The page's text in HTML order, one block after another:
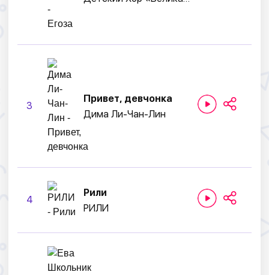
3
Привет, девчонка
Дима Ли-Чан-Лин
4
Рили
РИЛИ